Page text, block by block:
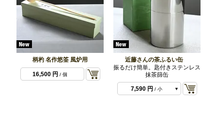
柄杓 名作悠筌 風炉用
16,500 円 / 個
近藤さんの茶ふるい缶
振るだけ簡単。匙付きステンレス
抹茶篩缶
7,590 円 / 小